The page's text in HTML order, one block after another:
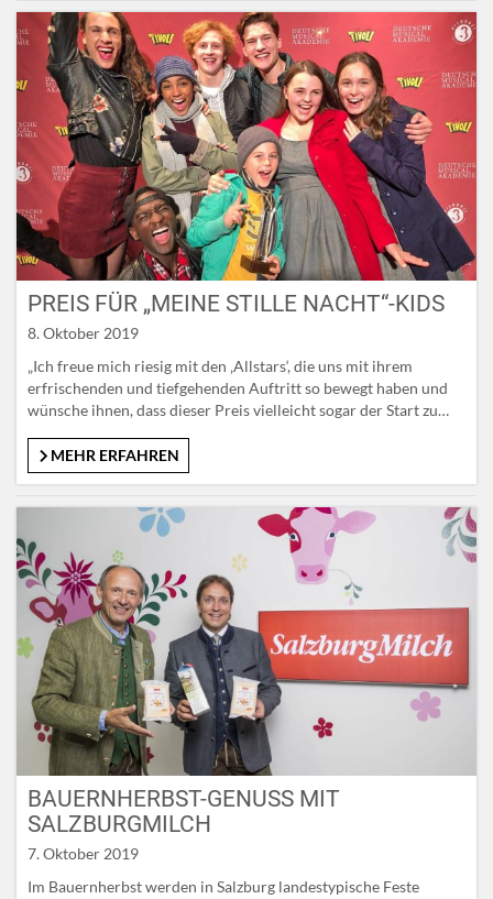
PREIS FÜR „MEINE STILLE NACHT“-KIDS
8. Oktober 2019
„Ich freue mich riesig mit den ‚Allstars‘, die uns mit ihrem
erfrischenden und tiefgehenden Auftritt so bewegt haben und
wünsche ihnen, dass dieser Preis vielleicht sogar der Start zu
wird“, sagt Leo Bauernberger, Geschäftsführer der
SalzburgerLand Tourismus GmbH. Der Preis ist darüber hinaus
MEHR ERFAHREN
BAUERNHERBST-GENUSS MIT
SALZBURGMILCH
7. Oktober 2019
Im Bauernherbst werden in Salzburg landestypische Feste